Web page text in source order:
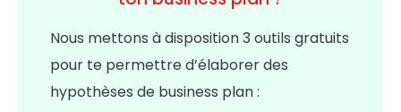
Nous mettons à disposition 3 outils gratuits
pour te permettre d’élaborer des
hypothèses de business plan :